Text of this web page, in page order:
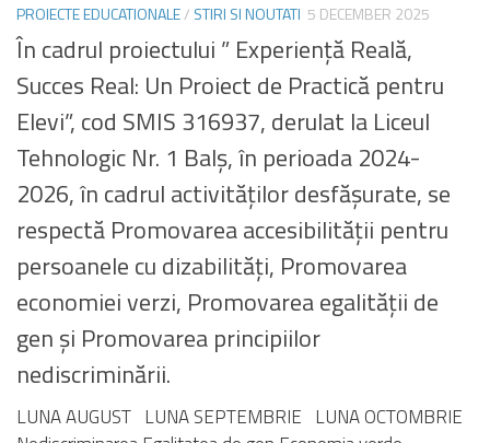
PROIECTE EDUCATIONALE/ STIRI SI NOUTATI 5 DECEMBER 2025
În cadrul proiectului ” Experiență Reală,
Succes Real: Un Proiect de Practică pentru
Elevi”, cod SMIS 316937, derulat la Liceul
Tehnologic Nr. 1 Balș, în perioada 2024-
2026, în cadrul activităților desfășurate, se
respectă Promovarea accesibilității pentru
persoanele cu dizabilități, Promovarea
economiei verzi, Promovarea egalității de
gen și Promovarea principiilor
nediscriminării.
LUNA AUGUST LUNA SEPTEMBRIE LUNA OCTOMBRIE